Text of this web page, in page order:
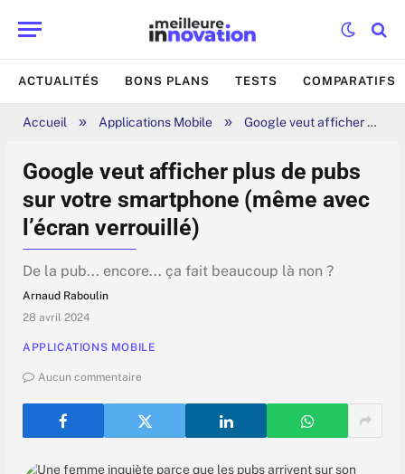
ACTUALITÉS BONS PLANS TESTS COMPARATIFS
Accueil » Applications Mobile » Google veut afficher plus de pubs sur votre smartphone (même avec l’écran verrouillé)
Google veut afficher plus de pubs
sur votre smartphone (même avec
l’écran verrouillé)
De la pub... encore... ça fait beaucoup là non ?
Arnaud Raboulin
28 avril 2024
APPLICATIONS MOBILE
Aucun commentaire